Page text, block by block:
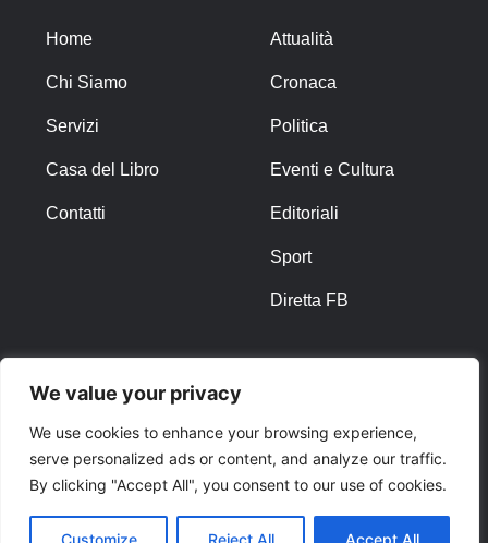
We value your privacy
We use cookies to enhance your browsing experience,
serve personalized ads or content, and analyze our traffic.
By clicking "Accept All", you consent to our use of cookies.
Customize Reject All Accept All
Home
Chi Siamo
Servizi
Casa del Libro
Contatti
Attualità
Cronaca
Politica
Eventi e Cultura
Editoriali
Sport
Diretta FB
Privacy Policy